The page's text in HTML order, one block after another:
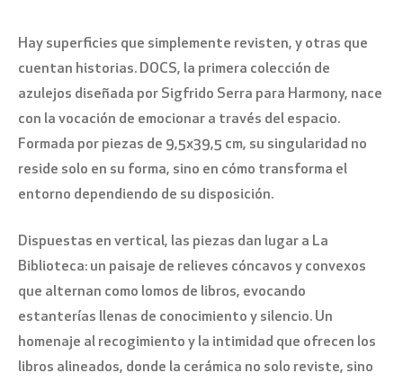
Hay superficies que simplemente revisten, y otras que
cuentan historias. DOCS, la primera colección de
azulejos diseñada por Sigfrido Serra para Harmony, nace
con la vocación de emocionar a través del espacio.
Formada por piezas de 9,5x39,5 cm, su singularidad no
reside solo en su forma, sino en cómo transforma el
entorno dependiendo de su disposición.
Dispuestas en vertical, las piezas dan lugar a La
Biblioteca: un paisaje de relieves cóncavos y convexos
que alternan como lomos de libros, evocando
estanterías llenas de conocimiento y silencio. Un
homenaje al recogimiento y la intimidad que ofrecen los
libros alineados, donde la cerámica no solo reviste, sino